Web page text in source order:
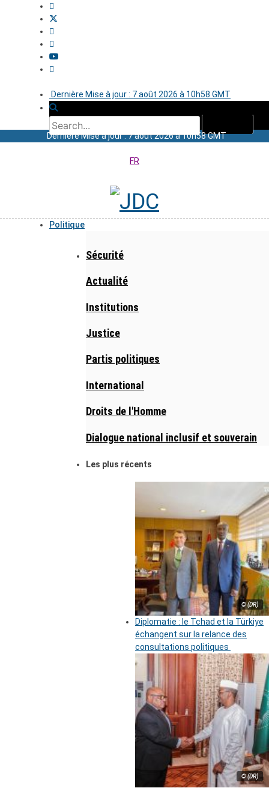
Dernière Mise à jour : 7 août 2026 à 10h58 GMT
Dernière Mise à jour : 7 août 2026 à 10h58 GMT
FR
Politique
Sécurité
Actualité
Institutions
Justice
Partis politiques
International
Droits de l'Homme
Dialogue national inclusif et souverain
Les plus récents
© (DR)
Diplomatie : le Tchad et la Türkiye
échangent sur la relance des
consultations politiques
© (DR)